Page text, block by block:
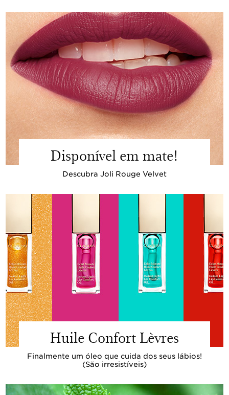
Disponível em mate!
Descubra Joli Rouge Velvet
Huile Confort Lèvres
Finalmente um óleo que cuida dos seus lábios!
(São irresistíveis)